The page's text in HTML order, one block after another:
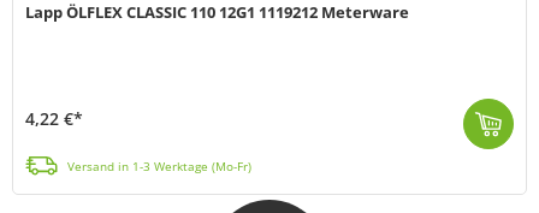
Lapp ÖLFLEX CLASSIC 110 12G1 1119212 Meterware
4,22 €*
Versand in 1-3 Werktage (Mo-Fr)